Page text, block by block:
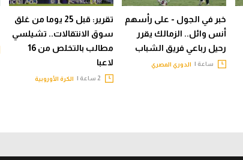
خبر في الجول - على رأسهم
أنس وائل.. الزمالك يقرر
رحيل رباعي فريق الشباب
ساعة | الدوري المصري
تقرير: قبل 25 يوما من غلق
سوق الانتقالات.. تشيلسي
مطالب بالتخلص من 16
لاعبا
الكرة الأوروبية